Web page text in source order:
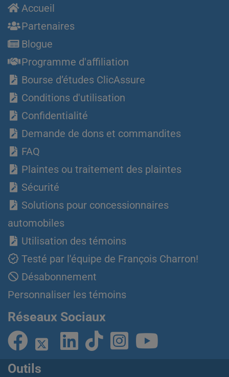
Accueil
Partenaires
Blogue
Programme d'affiliation
Bourse d’études ClicAssure
Conditions d'utilisation
Confidentialité
Demande de dons et commandites
FAQ
Plaintes ou traitement des plaintes
Sécurité
Solutions pour concessionnaires
automobiles
Utilisation des témoins
Testé par l'équipe de François Charron!
Désabonnement
Personnaliser les témoins
Réseaux Sociaux
Outils